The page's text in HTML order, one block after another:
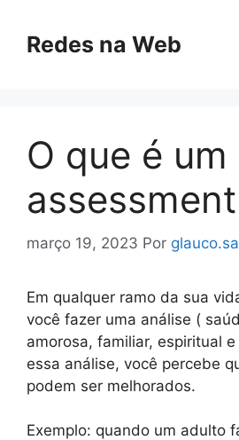
paraRedes na Web
O que é um
março 19, 2023 Por
Em qualquer ramo da sua
você fazer uma análise (
amorosa, familiar, espiritual
essa análise, você percebe
podem ser melhorados.
Exemplo: quando um adulto